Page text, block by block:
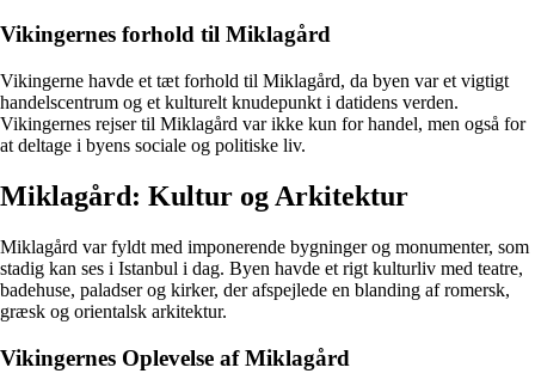
Vikingernes forhold til Miklagård
Vikingerne havde et tæt forhold til Miklagård, da byen var et vigtigt
handelscentrum og et kulturelt knudepunkt i datidens verden.
Vikingernes rejser til Miklagård var ikke kun for handel, men også for
at deltage i byens sociale og politiske liv.
Miklagård: Kultur og Arkitektur
Miklagård var fyldt med imponerende bygninger og monumenter, som
stadig kan ses i Istanbul i dag. Byen havde et rigt kulturliv med teatre,
badehuse, paladser og kirker, der afspejlede en blanding af romersk,
græsk og orientalsk arkitektur.
Vikingernes Oplevelse af Miklagård